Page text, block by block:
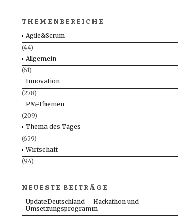
THEMENBEREICHE
Agile&Scrum
(44)
Allgemein
(61)
Innovation
(278)
PM-Themen
(209)
Thema des Tages
(659)
Wirtschaft
(94)
NEUESTE BEITRÄGE
UpdateDeutschland – Hackathon und
Umsetzungsprogramm